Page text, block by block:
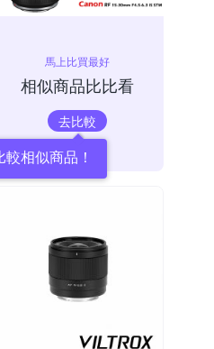
馬上比買最好
相似商品比比看
去比較
相似商品！